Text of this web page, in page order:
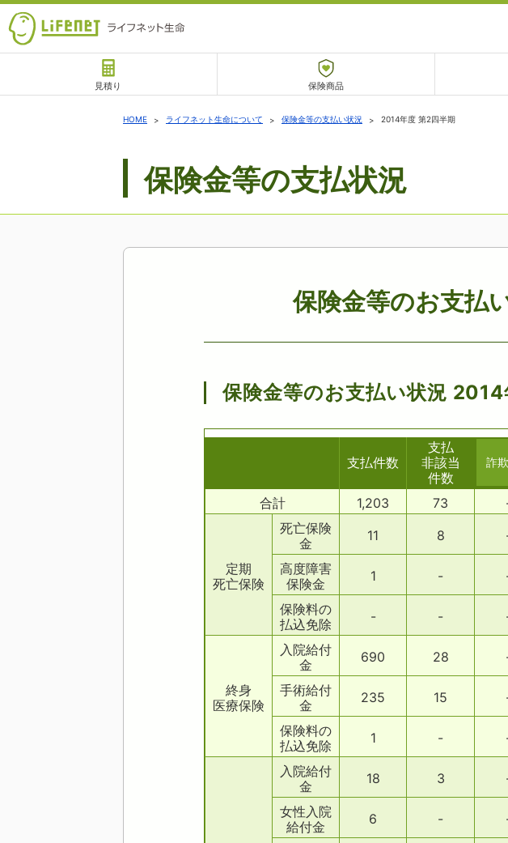
見積り 保険商品
チャットサポート
HOME ライフネット生命について 保険金等の支払い状況 2014年度 第2四半期
保険金等の支払状況
保険金等のお支払
保険金等のお支払い状況 2014
支払件数
支払
非該当
件数
詐
合計 1,203 73
定期
死亡保険
死亡保険
金
11 8
高度障害
保険金
1 -
保険料の
払込免除
- -
終身
医療保険
入院給付
金
690 28
手術給付
金
235 15
保険料の
払込免除
1 -
入院給付
金
18 3
女性入院
給付金
6 -